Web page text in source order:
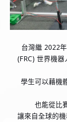
台灣繼 2022
(FRC) 世界機
學生可以藉機
也能從比
讓來自全球的